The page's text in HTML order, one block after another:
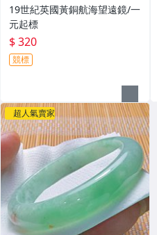
19世紀英國黃銅航海望遠鏡/一
元起標
$ 320
競標
超人氣賣家